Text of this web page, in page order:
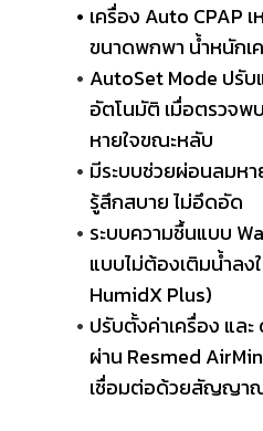
เครื่อง Auto CPAP
ขนาดพกพา น้ำหนักเ
AutoSet Mode ปรั
อัตโนมัติ เมื่อตรวจพ
หายใจขณะหลับ
มีระบบช่วยผ่อนลมหา
รู้สึกสบาย ไม่อึดอัด
ระบบความชื้นแบบ
แบบไม่ต้องเติมน้ำลง
HumidX Plus)
ปรับตั้งค่าเครื่อง แล
ผ่าน Resmed
เชื่อมต่อด้วยสัญญา